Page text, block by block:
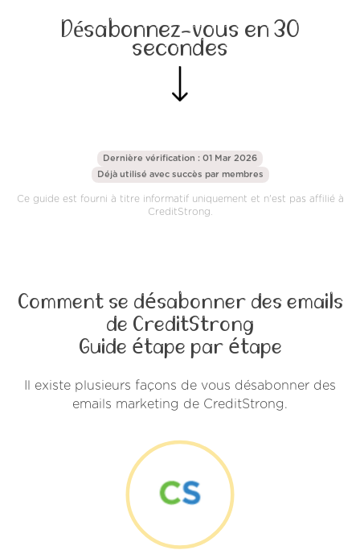
Désabonnez-vous en 30
secondes
Dernière vérification : 01 Mar 2026
Déjà utilisé avec succès par membres
Ce guide est fourni à titre informatif uniquement et n'est pas affilié à
CreditStrong.
Comment se désabonner des emails
de CreditStrong
Guide étape par étape
Il existe plusieurs façons de vous désabonner des
emails marketing de CreditStrong.